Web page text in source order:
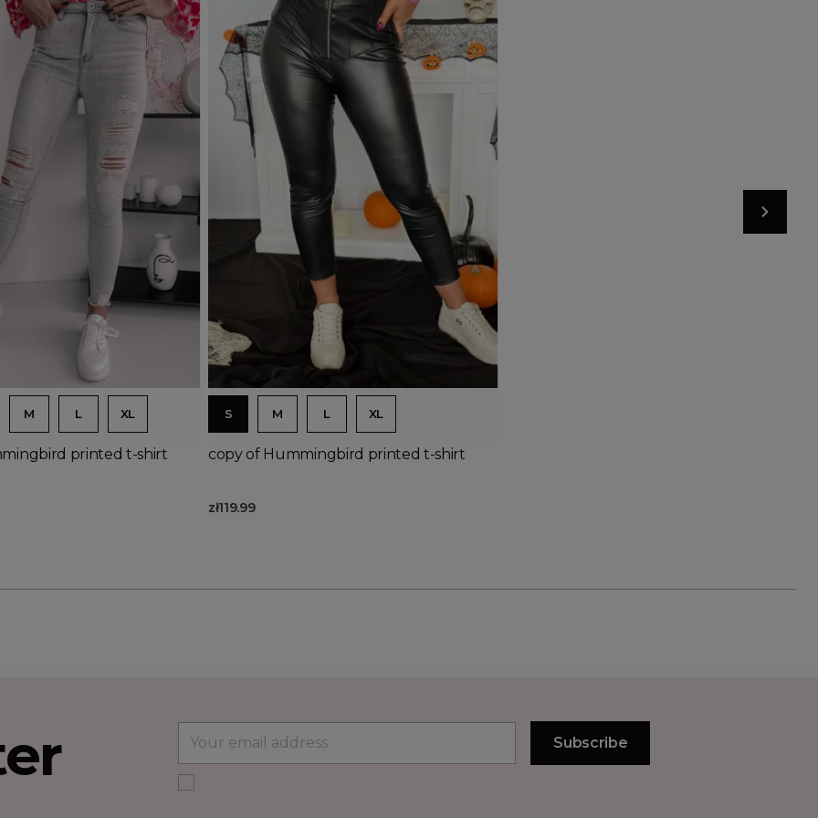
Add to basket
M L XL
printed t-shirt
S M L XL
copy of Hummingbird printed t-shirt
zł119.99